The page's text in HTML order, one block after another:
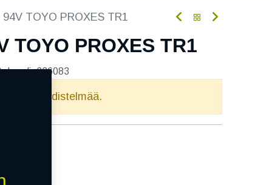
94V TOYO PROXES TR1
TOYO PROXES TR1
336083
yhdistelmää.